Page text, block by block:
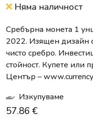
Няма наличност
Сребърна монета 1
2022. Изящен дизайн
чисто сребро.
стойност. Купете или
Център –
Изкупуваме
57.86 €